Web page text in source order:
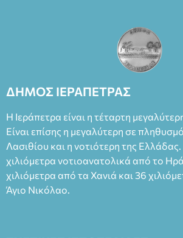
ΔΗΜΟΣ ΙΕΡΑΠΕΤΡΑΣ
Η Ιεράπετρα είναι η τέταρτη
Είναι επίσης η μεγαλύτερη σε
Λασιθίου και η νοτιότερη της
χιλιόμετρα νοτιοανατολικά από το
χιλιόμετρα από τα Χανιά και 36
Άγιο Νικόλαο.